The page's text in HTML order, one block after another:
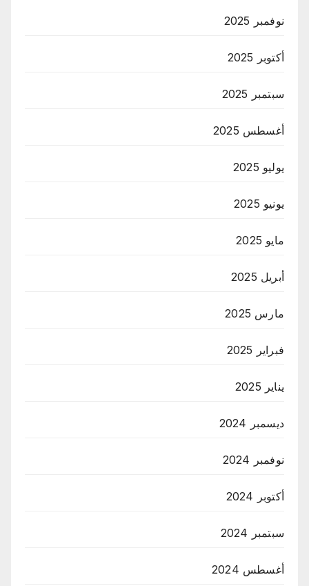
نوفمبر 2025
أكتوبر 2025
سبتمبر 2025
أغسطس 2025
يوليو 2025
يونيو 2025
مايو 2025
أبريل 2025
مارس 2025
فبراير 2025
يناير 2025
ديسمبر 2024
نوفمبر 2024
أكتوبر 2024
سبتمبر 2024
أغسطس 2024